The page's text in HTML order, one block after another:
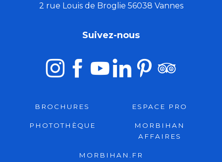
2 rue Louis de Broglie 56038 Vannes
Suivez-nous
BROCHURES ESPACE PRO
PHOTOTHÈQUE
MORBIHAN
AFFAIRES
MORBIHAN.FR